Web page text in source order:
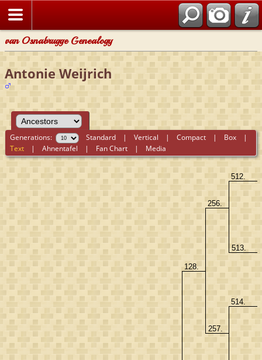
van Osnabrugge Genealogy
Antonie Weijrich
Generations: Standard |Vertical |Compact | Box |
Text |Ahnentafel | Fan Chart | Media
128.
256.
512.
513.
257.
514.